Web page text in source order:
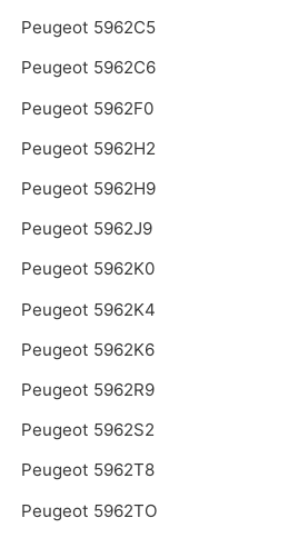
Peugeot 5962C5
Peugeot 5962C6
Peugeot 5962F0
Peugeot 5962H2
Peugeot 5962H9
Peugeot 5962J9
Peugeot 5962K0
Peugeot 5962K4
Peugeot 5962K6
Peugeot 5962R9
Peugeot 5962S2
Peugeot 5962T8
Peugeot 5962TO